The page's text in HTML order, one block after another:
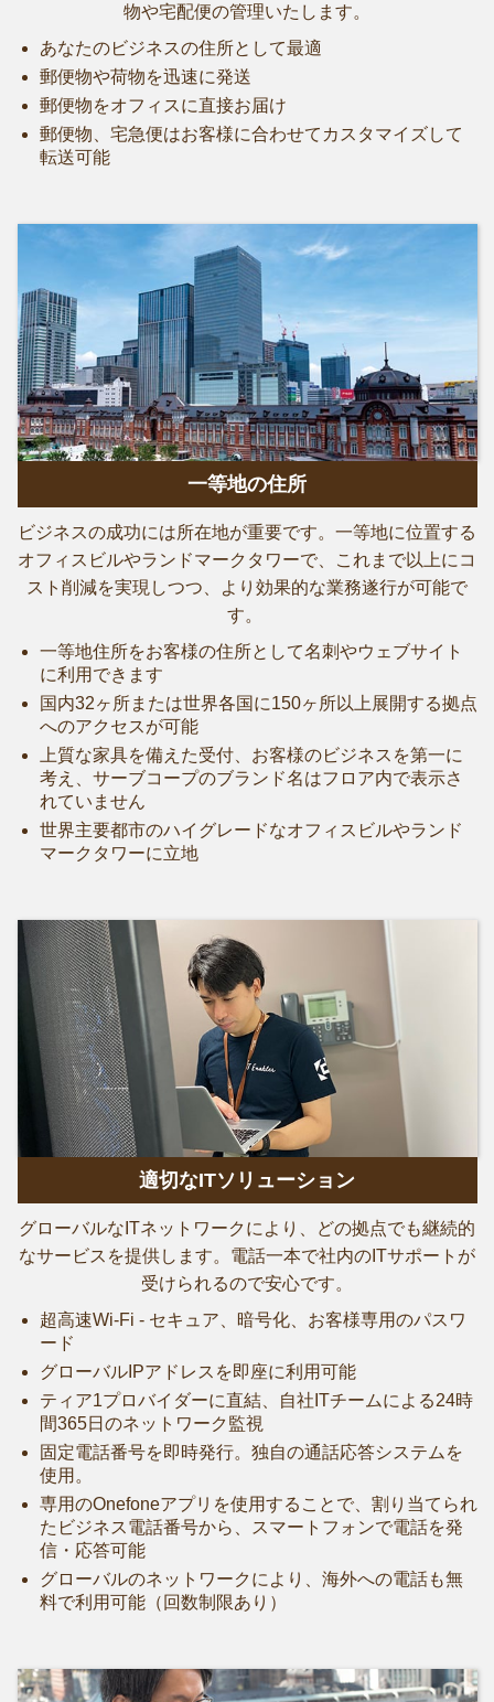
物や宅配便の管理いたします。
あなたのビジネスの住所として最適
郵便物や荷物を迅速に発送
郵便物をオフィスに直接お届け
郵便物、宅急便はお客様に合わせてカスタマイズして
転送可能
一等地の住所
ビジネスの成功には所在地が重要です。一等地に位置する
オフィスビルやランドマークタワーで、これまで以上にコ
スト削減を実現しつつ、より効果的な業務遂行が可能で
す。
一等地住所をお客様の住所として名刺やウェブサイト
に利用できます
国内32ヶ所または世界各国に150ヶ所以上展開する拠点
へのアクセスが可能
上質な家具を備えた受付、お客様のビジネスを第一に
考え、サーブコープのブランド名はフロア内で表示さ
れていません
世界主要都市のハイグレードなオフィスビルやランド
マークタワーに立地
適切なITソリューション
グローバルなITネットワークにより、どの拠点でも継続的
なサービスを提供します。電話一本で社内のITサポートが
受けられるので安心です。
超高速Wi-Fi - セキュア、暗号化、お客様専用のパスワ
ード
グローバルIPアドレスを即座に利用可能
ティア1プロバイダーに直結、自社ITチームによる24時
間365日のネットワーク監視
固定電話番号を即時発行。独自の通話応答システムを
使用。
専用のOnefoneアプリを使用することで、割り当てられ
たビジネス電話番号から、スマートフォンで電話を発
信・応答可能
グローバルのネットワークにより、海外への電話も無
料で利用可能（回数制限あり）